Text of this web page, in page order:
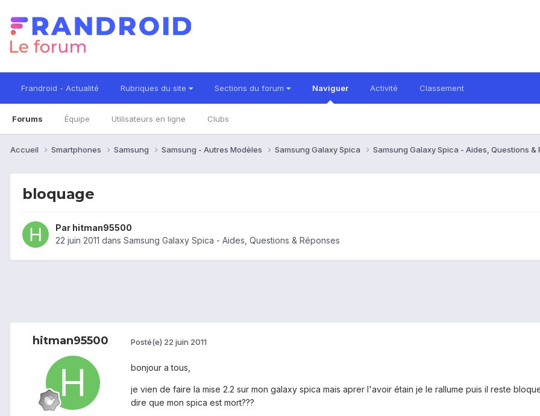
Frandroid - Actualité Rubriques du site Sections du forum Naviguer
Forums Équipe Utilisateurs en ligne Clubs
Activité Classement
Accueil Smartphones Samsung Samsung - Autres Modèles Samsung Galaxy Spica Samsung Galaxy Spica - Aides, Questions &
bloquage
Par hitman95500
22 juin 2011 dans Samsung Galaxy Spica - Aides, Questions & Réponses
hitman95500 Posté(e) 22 juin 2011
bonjour a tous,
je vien de faire la mise 2.2 sur mon galaxy spica mais aprer l'avoir étain je le rallume puis il reste
dire que mon spica est mort???